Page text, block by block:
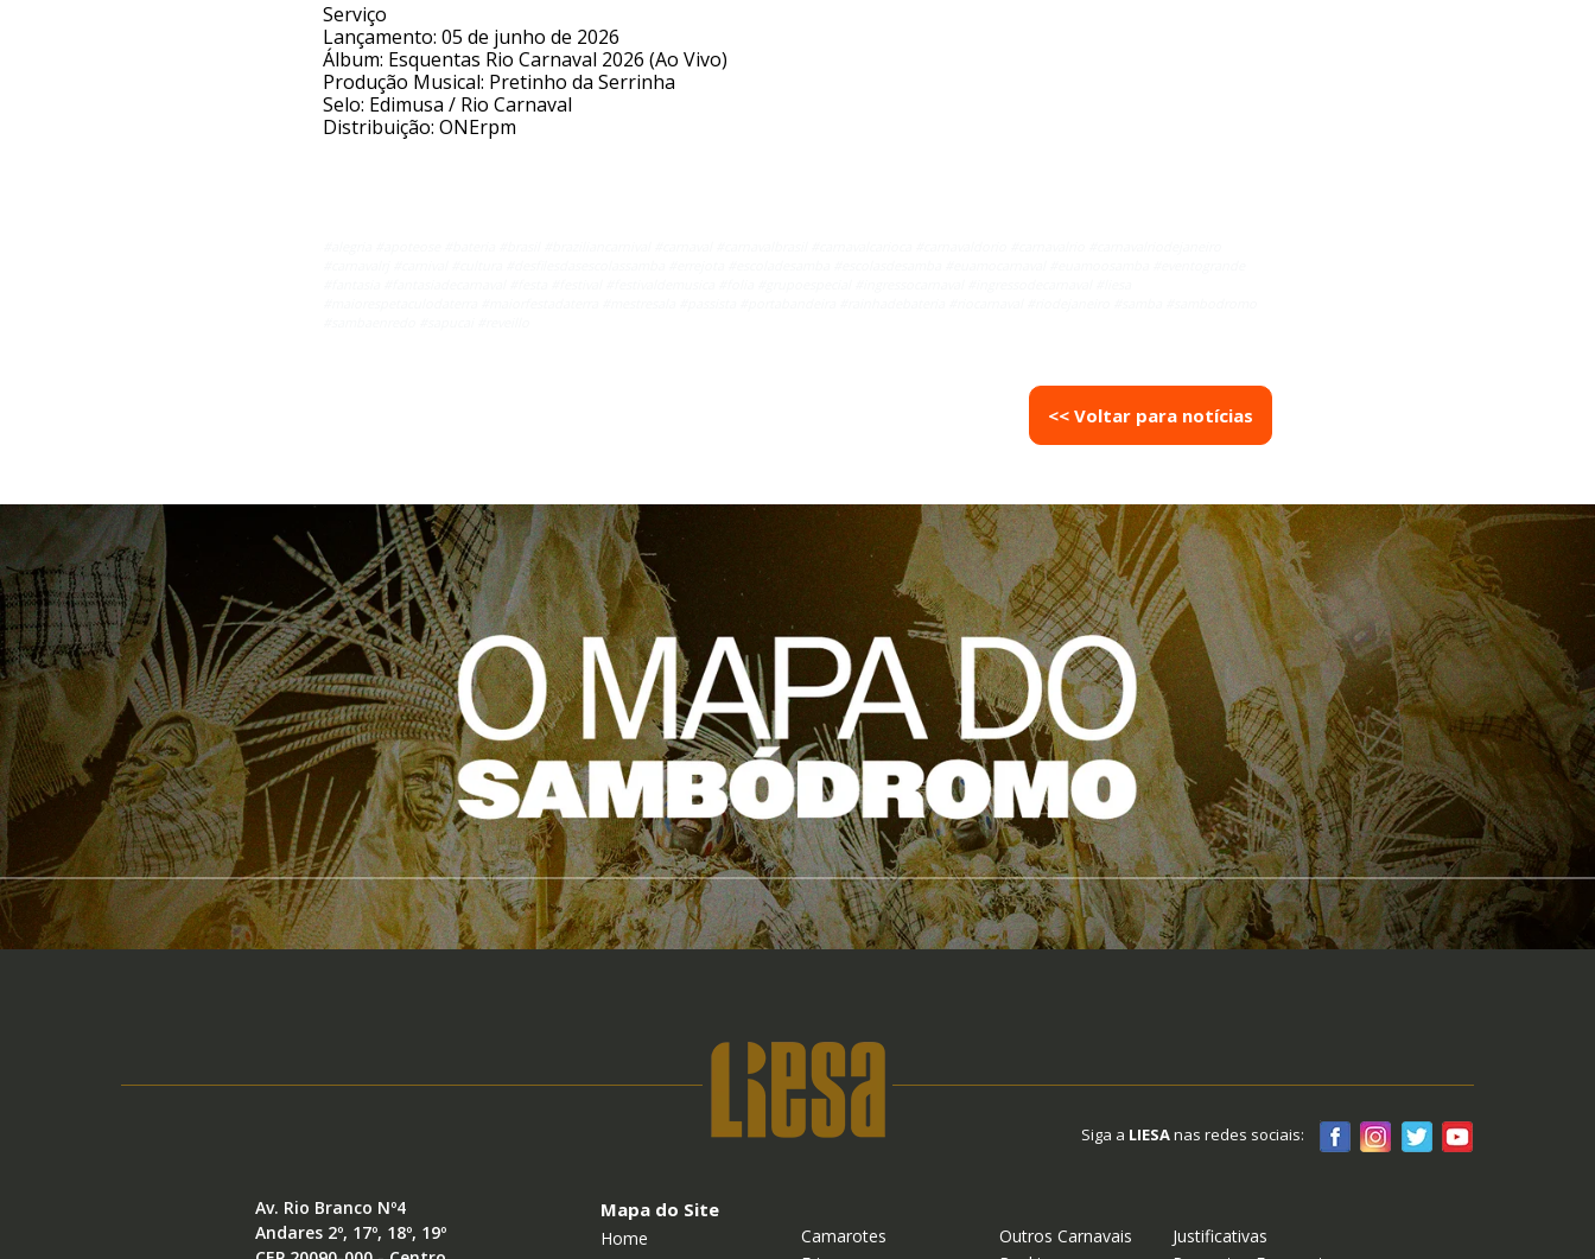
Serviço
Lançamento: 05 de junho de 2026
Álbum: Esquentas Rio Carnaval 2026 (Ao Vivo)
Produção Musical: Pretinho da Serrinha
Selo: Edimusa / Rio Carnaval
Distribuição: ONErpm
<< Voltar para notícias
Siga a LIESAnas redes sociais:
Av. Rio Branco Nº4
Andares 2º, 17º, 18º, 19º
Mapa do Site
Home
Camarotes
Outros Carnavais
Justificativas